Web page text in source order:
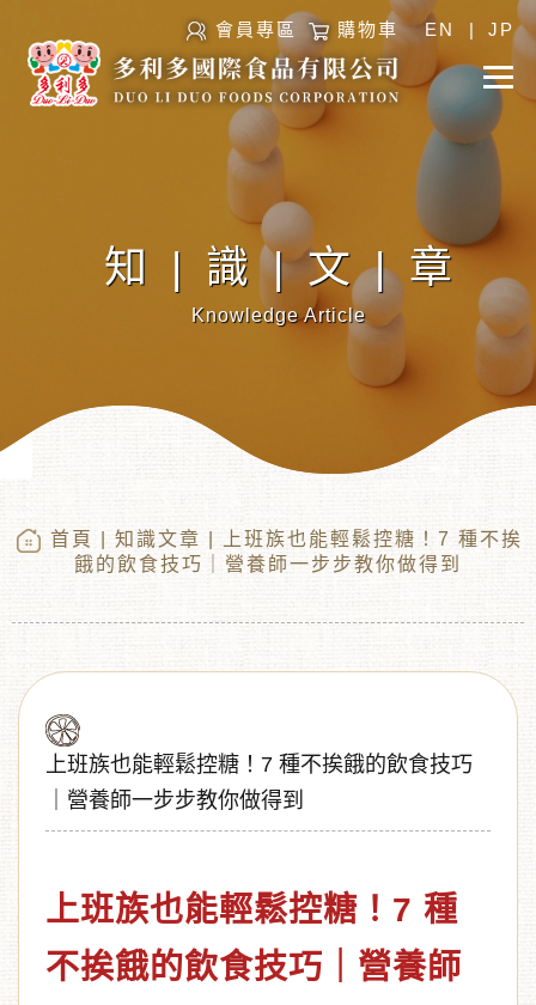
會員專區 購物車 EN JP
知|識|文|章
Knowledge Article
首頁 知識文章
| 上班族也能輕鬆控糖！7 種不挨
餓的飲食技巧｜營養師一步步教你做得到
上班族也能輕鬆控糖！7 種不挨餓的飲食技巧
｜營養師一步步教你做得到
上班族也能輕鬆控糖！7 種
不挨餓的飲食技巧｜營養師